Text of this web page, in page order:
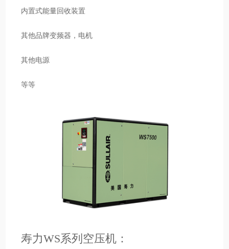
内置式能量回收装置
其他品牌变频器，电机
其他电源
等等
寿力WS系列空压机：